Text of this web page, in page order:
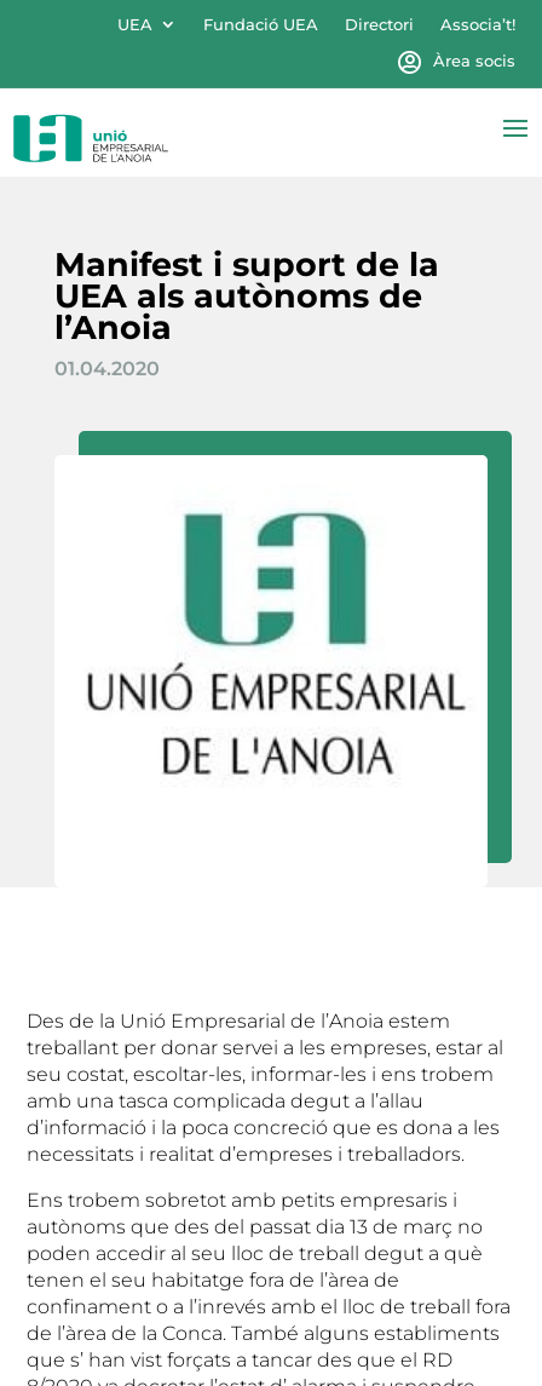
UEA Fundació UEA Directori
Associa’t!
Àrea socis
Manifest i suport de la
UEA als autònoms de
l’Anoia
01.04.2020
Des de la Unió Empresarial de l’Anoia estem
treballant per donar servei a les empreses, estar al
seu costat, escoltar-les, informar-les i ens trobem
amb una tasca complicada degut a l’allau
d’informació i la poca concreció que es dona a les
necessitats i realitat d’empreses i treballadors.
Ens trobem sobretot amb petits empresaris i
autònoms que des del passat dia 13 de març no
poden accedir al seu lloc de treball degut a què
tenen el seu habitatge fora de l’àrea de
confinament o a l’inrevés amb el lloc de treball fora
de l’àrea de la Conca. També alguns establiments
que s’ han vist forçats a tancar des que el RD